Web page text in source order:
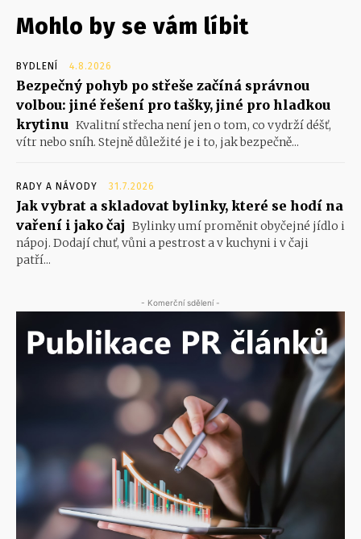
Mohlo by se vám líbit
BYDLENÍ 4.8.2026
Bezpečný pohyb po střeše začíná správnou
volbou: jiné řešení pro tašky, jiné pro hladkou
krytinu Kvalitní střecha není jen o tom, co vydrží déšť,
vítr nebo sníh. Stejně důležité je i to, jak bezpečně...
RADY A NÁVODY 31.7.2026
Jak vybrat a skladovat bylinky, které se hodí na
vaření i jako čaj Bylinky umí proměnit obyčejné jídlo i
nápoj. Dodají chuť, vůni a pestrost a v kuchyni i v čaji
patří...
- Komerční sdělení -